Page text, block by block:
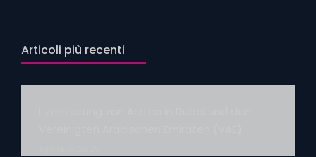
Articoli più recenti